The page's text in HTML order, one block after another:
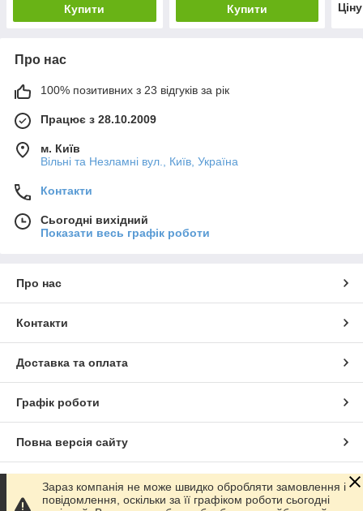
Купити Купити
Про нас
100% позитивних з 23 відгуків за рік
Працює з 28.10.2009
м. Київ
Вільні та Незламні вул., Київ, Україна
Контакти
Сьогодні вихідний
Показати весь графік роботи
Про нас
Контакти
Доставка та оплата
Графік роботи
Повна версія сайту
Сайт створено на маркетплейсіProm.ua
Зараз компанія не може швидко обробляти замовлення і
повідомлення, оскільки за її графіком роботи сьогодні